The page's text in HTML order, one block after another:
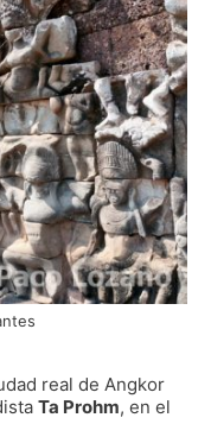
real de Angkor
Ta Prohm, en el